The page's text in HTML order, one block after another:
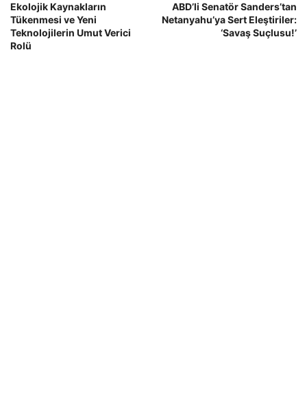
Ekolojik Kaynakların
Tükenmesi ve Yeni
Teknolojilerin Umut Verici
Rolü
ABD’li Senatör Sanders’tan
Netanyahu’ya Sert Eleştiriler:
‘Savaş Suçlusu!’